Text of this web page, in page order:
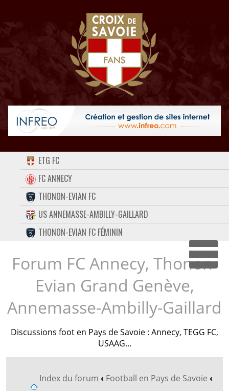
ACCUEIL
FORUM
CONTACT
FACEBOOK
TWITTER
INSTAGRAM
ETG FC
FC ANNECY
THONON-EVIAN FC
US ANNEMASSE-AMBILLY-GAILLARD
THONON-EVIAN FC FÉMININ
Forum FC Annecy, Thonon-
Evian Grand Genève,
Annemasse-Ambilly-Gaillard
Discussions foot en Pays de Savoie : Annecy, TEGG FC,
USAAG...
Index du forum ‹ Football en Pays de Savoie ‹